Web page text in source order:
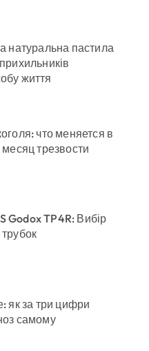
натуральна пастила
життя
что меняется в
трезвости
Godox TP4R: Вибір
як за три цифри
самому